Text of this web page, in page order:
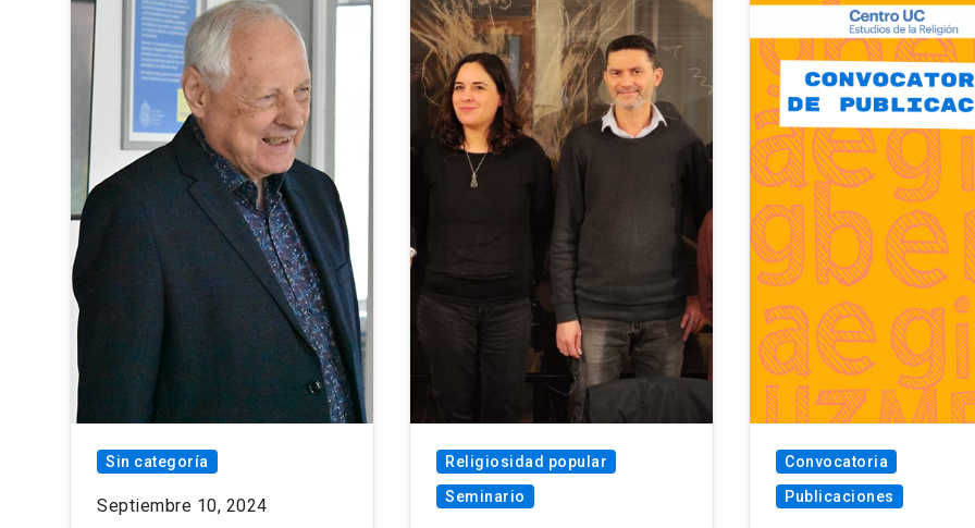
Sin categoría
Septiembre 10, 2024
Religiosidad popular
Seminario
Convocatoria
Publicaciones